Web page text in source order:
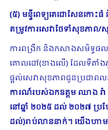
(៥) មន្ទីពេទ្យតេជោសែនកោះ
តម្រូវការសេវាថែទាំសុខភាព
ការពង្រីក និងកសាងសមិទ្ធផលថ្
គោលដៅ(ខាងលើ) ដែលទីតាំងភូ
ផ្តល់សេវាសុខភាពជូនប្រជាពល
ការណ៍របស់ឯកឧត្តម ឈាង រ៉ា
នៅឆ្នាំ ២០២៥ ដល់ ២០២៧ ប្រ
ដល់)រាប់លាននាក់។ យើងហាម